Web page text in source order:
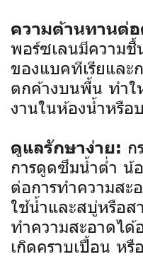
ความต้านทานต่
พอร์ซเลนมีความ
ของแบคทีเรียและ
ตกค้างบนพื้น ทำใ
งานในห้องน้ำหรือ
ดูแลรักษาง่าย: ก
การดูดซึมน้ำต่ำ น้
ต่อการทำความสะ
ใช้น้ำและสบู่หรือส
ทำความสะอาดได้
เกิดคราบเปื้อน ห